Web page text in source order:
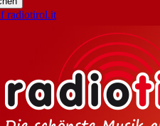
radiotirol.it